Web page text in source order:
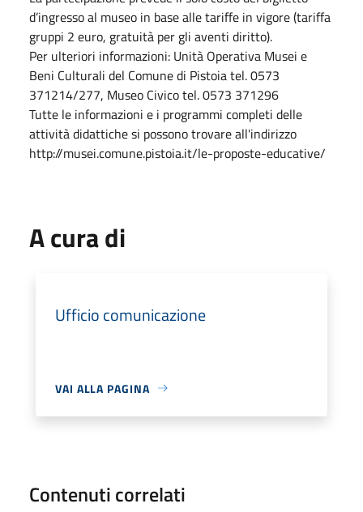
d’ingresso al museo in base alle tariffe in vigore (tariffa
gruppi 2 euro, gratuità per gli aventi diritto).
Per ulteriori informazioni: Unità Operativa Musei e
Beni Culturali del Comune di Pistoia tel. 0573
371214/277, Museo Civico tel. 0573 371296
Tutte le informazioni e i programmi completi delle
attività didattiche si possono trovare all'indirizzo
http://musei.comune.pistoia.it/le-proposte-educative/
A cura di
Ufficio comunicazione
VAI ALLA PAGINA
Contenuti correlati